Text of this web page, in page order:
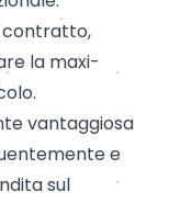
contratto,
la maxi-
vantaggiosa
e
sul